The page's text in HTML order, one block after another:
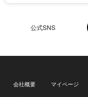
公式SNS
会社概要 マイページ